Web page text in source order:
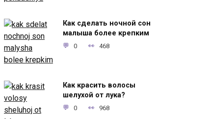
Как сделать ночной сон
малыша более крепким
0 468
Как красить волосы
шелухой от лука?
0 968